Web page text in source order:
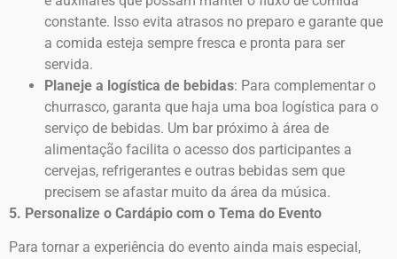
constante. Isso evita atrasos no preparo e garante que
a comida esteja sempre fresca e pronta para ser
servida.
Planeje a logística de bebidas: Para complementar o
churrasco, garanta que haja uma boa logística para o
serviço de bebidas. Um bar próximo à área de
alimentação facilita o acesso dos participantes a
cervejas, refrigerantes e outras bebidas sem que
precisem se afastar muito da área da música.
5. Personalize o Cardápio com o Tema do Evento
Para tornar a experiência do evento ainda mais especial,